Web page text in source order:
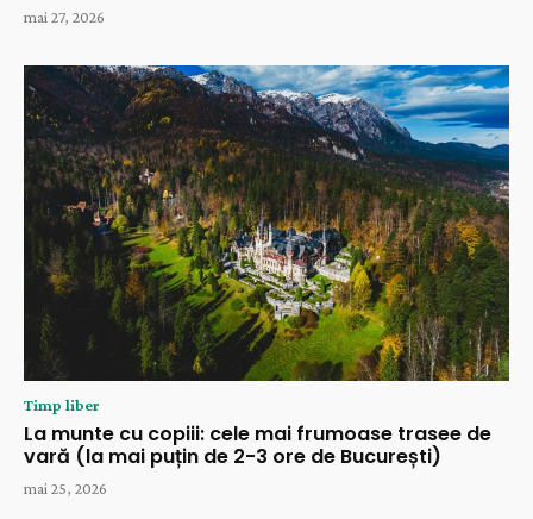
mai 27, 2026
Timp liber
La munte cu copiii: cele mai frumoase trasee de
vară (la mai puțin de 2-3 ore de București)
mai 25, 2026